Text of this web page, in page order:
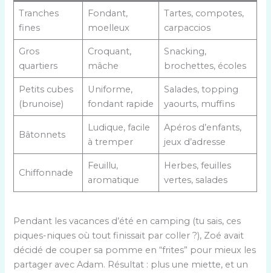
Tranches
fines
Fondant,
moelleux
Tartes, compotes,
carpaccios
Gros
quartiers
Croquant,
mâche
Snacking,
brochettes, écoles
Petits cubes
(brunoise)
Uniforme,
fondant rapide
Salades, topping
yaourts, muffins
Bâtonnets
Ludique, facile
à tremper
Apéros d’enfants,
jeux d’adresse
Chiffonnade
Feuillu,
aromatique
Herbes, feuilles
vertes, salades
Pendant les vacances d’été en camping (tu sais, ces
piques-niques où tout finissait par coller ?), Zoé avait
décidé de couper sa pomme en “frites” pour mieux les
partager avec Adam. Résultat : plus une miette, et un